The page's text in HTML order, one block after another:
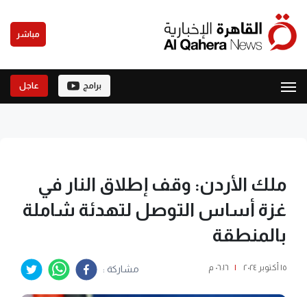
مباشر
برامج عاجل
ملك الأردن: وقف إطلاق النار في
غزة أساس التوصل لتهدئة شاملة
بالمنطقة
١٥ أكتوبر ٢٠٢٤ | ٠٦:١٦ م مشاركة :